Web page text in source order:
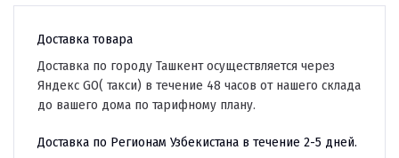
Доставка товара
Доставка по городу Ташкент осуществляется через
Яндекс GO( такси) в течение 48 часов от нашего склада
до вашего дома по тарифному плану.
Доставка по Регионам Узбекистана в течение 2-5 дней.